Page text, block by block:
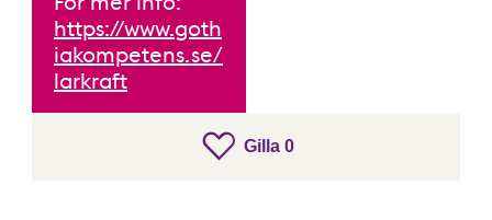
Gilla 0gillar inlägget
https://www.goth
iakompetens.se/
larkraft